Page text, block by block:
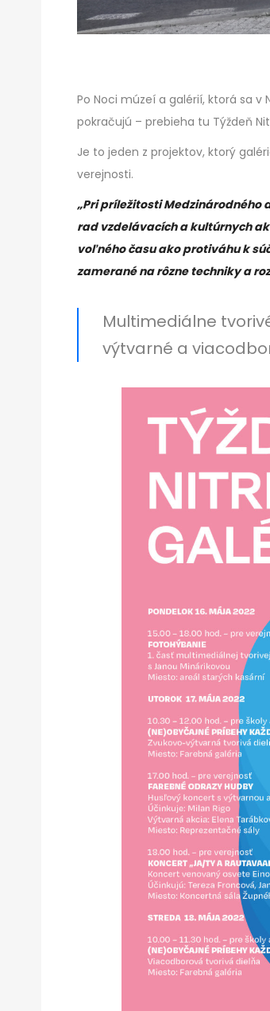
Po Noci múzeí a galérií, ktorá sa
pokračujú – prebieha tu Týždeň
Je to jeden z projektov, ktorý
verejnosti.
„Pri príležitosti Medzinárodného
rad vzdelávacích a kultúrnych
voľného času ako protiváhu k
zamerané na rôzne techniky a
Multimediálne
výtvarné a